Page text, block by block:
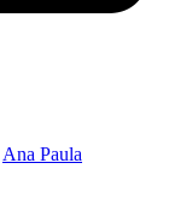
Ana Paula